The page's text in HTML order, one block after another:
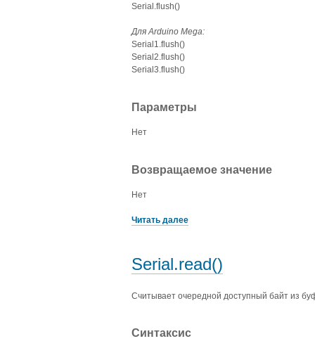
Serial.flush()
Для Arduino Mega:
Serial1.flush()
Serial2.flush()
Serial3.flush()
Параметры
Нет
Возвращаемое значение
Нет
Читать далее
Serial.read()
Cчитывает очередной доступный байт из
Синтаксис